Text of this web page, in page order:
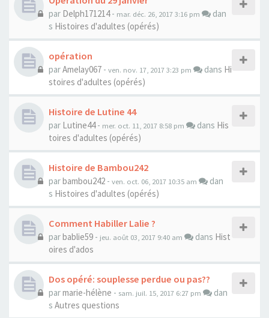
par Delph171214- mar. déc. 26, 2017 3:16 pm
dan
s Histoires d'adultes (opérés)
opération
parAmelay067 - ven. nov. 17, 2017 3:23 pm dans Hi
stoires d'adultes (opérés)
Histoire de Lutine 44
par Lutine44- mer. oct. 11, 2017 8:58 pm dans His
toires d'adultes (opérés)
Histoire de Bambou242
parbambou242 - ven. oct. 06, 2017 10:35 am
dan
s Histoires d'adultes (opérés)
Comment Habiller Lalie ?
parbablie59 - jeu. août 03, 2017 9:40 am dans Hist
oires d'ados
Dos opéré: souplesse perdue ou pas??
parmarie-hélène - sam. juil. 15, 2017 6:27 pm
dan
s Autres questions